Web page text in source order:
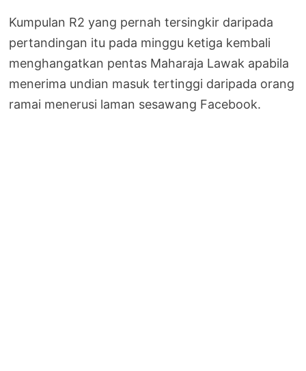
Kumpulan R2 yang pernah tersingkir daripada
pertandingan itu pada minggu ketiga kembali
menghangatkan pentas Maharaja Lawak apabila
menerima undian masuk tertinggi daripada orang
ramai menerusi laman sesawang Facebook.